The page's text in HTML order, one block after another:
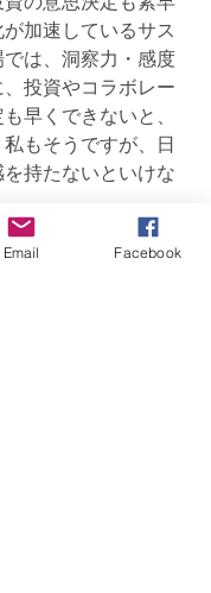
加速しているサス
は、洞察力・感度
投資やコラボレー
早くできないと、
もそうですが、日
持たないといけな
Email Facebook